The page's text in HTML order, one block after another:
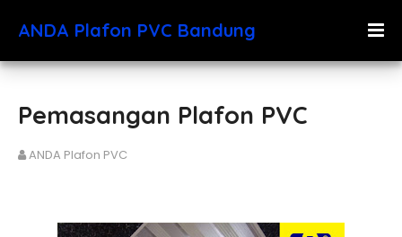
ANDA Plafon PVC Bandung
Pemasangan Plafon PVC
ANDA Plafon PVC